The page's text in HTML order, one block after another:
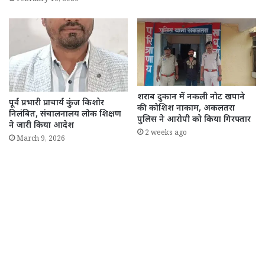
पूर्व प्रभारी प्राचार्य कुंज किशोर
निलंबित, संचालनालय लोक शिक्षण
ने जारी किया आदेश
March 9, 2026
शराब दुकान में नकली नोट खपाने
की कोशिश नाकाम, अकलतरा
पुलिस ने आरोपी को किया गिरफ्तार
2 weeks ago